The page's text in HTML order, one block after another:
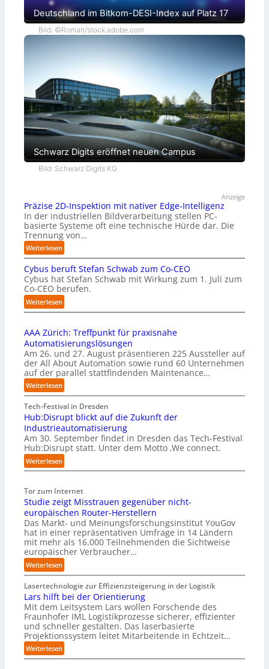
Deutschland im Bitkom-DESI-Index auf Platz 17
Bild: ©Roman/stock.adobe.com
Schwarz Digits eröffnet neuen Campus
Bild: Schwarz Digits KG
Anzeige
Präzise 2D-Inspektion mit nativer Edge-Intelligenz
In der industriellen Bildverarbeitung stellen PC-
basierte Systeme oft eine technische Hürde dar. Die
Trennung von…
Weiterlesen:
P
r
ä
z
i
s
2
D
-
I
n
s
p
k
t
i
o
n
m
i
n
a
t
i
v
e
r
E
d
g
e
I
n
t
e
l
Cybus beruft Stefan Schwab zum Co-CEO
Cybus hat Stefan Schwab mit Wirkung zum 1. Juli zum
Co-CEO berufen.
Weiterlesen:
C
b
u
s
b
e
u
t
e
f
a
c
h
w
a
b
z
u
m
C
o
-
C
E
O
AAA Zürich: Treffpunkt für praxisnahe
Automatisierungslösungen
Am 26. und 27. August präsentieren 225 Aussteller auf
der All About Automation sowie rund 60 Unternehmen
auf der parallel stattfindenden Maintenance…
Weiterlesen:
A
A
A
Z
ü
r
i
c
T
r
e
f
f
p
u
n
k
t
f
ü
r
p
r
a
x
Tech-Festival in Dresden
Hub:Disrupt blickt auf die Zukunft der
Industrieautomatisierung
Am 30. September findet in Dresden das Tech-Festival
Hub:Disrupt statt. Unter dem Motto ‚We connect.
Weiterlesen:
H
b
:
D
i
s
r
u
p
t
l
i
c
k
t
a
u
Tor zum Internet
Studie zeigt Misstrauen gegenüber nicht-
europäischen Router-Herstellern
Das Markt- und Meinungsforschungsinstitut YouGov
hat in einer repräsentativen Umfrage in 14 Ländern
mit mehr als 16.000 Teilnehmenden die Sichtweise
europäischer Verbraucher…
Weiterlesen:
S
t
u
d
i
e
z
i
Lasertechnologie zur Effizienzsteigerung in der Logistik
Lars hilft bei der Orientierung
Mit dem Leitsystem Lars wollen Forschende des
Fraunhofer IML Logistikprozesse sicherer, effizienter
und schneller gestalten. Das laserbasierte
Projektionssystem leitet Mitarbeitende in Echtzeit…
Weiterlesen:
L